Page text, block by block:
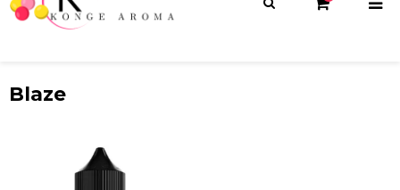
Blaze